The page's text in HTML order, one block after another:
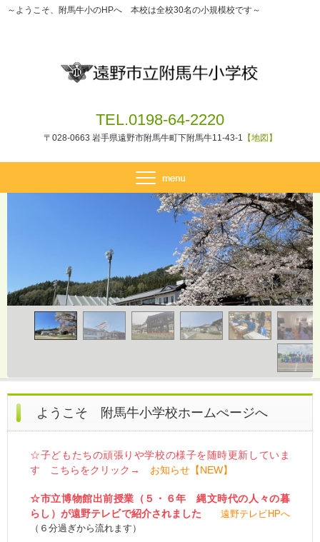
～ようこそ、附馬牛小のHPへ 本校は全校30名の小規模校です～
TEL.0198-64-2220
〒028-0663 岩手県遠野市附馬牛町下附馬牛11-43-1 【地図】
ようこそ 附馬牛小学校ホームぺージへ
☆子どもたちの頑張りや学校の様子を随時更新していま
す こちらをクリック→
お知らせ【NEW】
☆市立博物館出前授業（５・６年 縄文時代の人々の暮
らし）が遠野テレビで紹介されました
遠野テレビHPへ
（６分過ぎから流れます）